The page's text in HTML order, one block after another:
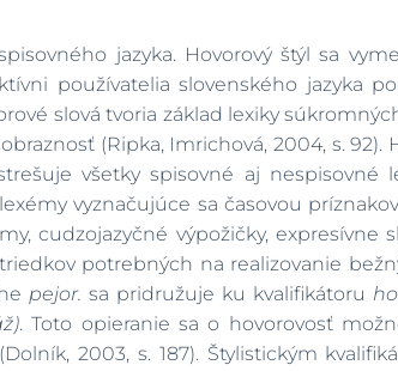
jazyka. Hovorový štýl sa
používatelia slovenského jazyka
slová tvoria základ lexiky
(Ripka, Imrichová, 2004, s. 92).
všetky spisovné aj nespisovné
vyznačujúce sa časovou
cudzojazyčné výpožičky,
potrebných na realizovanie
pejor. sa pridružuje ku kvalifikátoru
. Toto opieranie sa o hovorovosť
2003, s. 187). Štylistickým